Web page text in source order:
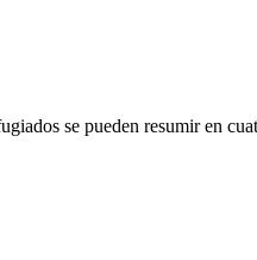
se pueden resumir en